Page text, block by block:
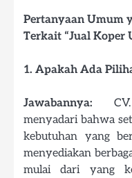
Pertanyaan Umum
Terkait “Jual Koper
1. Apakah Ada
Jawabannya: CV.
menyadari bahwa
kebutuhan yang
menyediakan
mulai dari yang